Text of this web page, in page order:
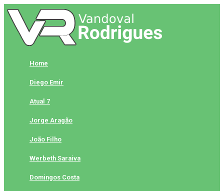
Skip
to
content
Home
Diego Emir
Atual 7
Jorge Aragão
João Filho
Werbeth Saraiva
Domingos Costa